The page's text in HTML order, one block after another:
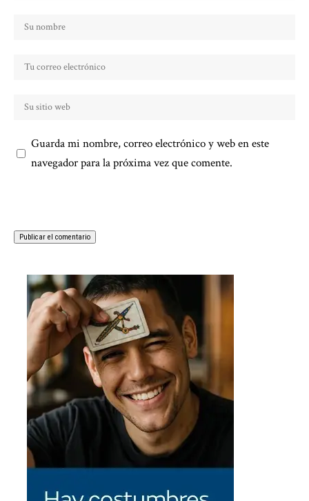
Guarda mi nombre, correo electrónico y web en este
navegador para la próxima vez que comente.